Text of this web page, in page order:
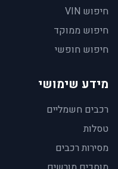
חיפוש VIN
חיפוש ממוקד
חיפוש חופשי
מידע שימושי
רכבים חשמליים
טסלות
מסירות רכבים